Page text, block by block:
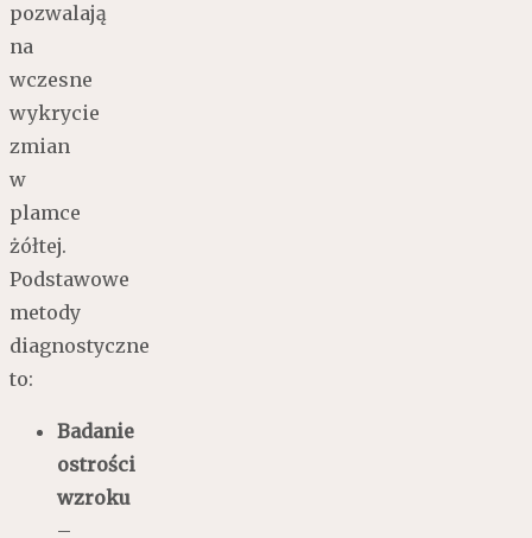
pozwalają
na
wczesne
wykrycie
zmian
w
plamce
żółtej.
Podstawowe
metody
diagnostyczne
to:
Badanie
ostrości
wzroku
–